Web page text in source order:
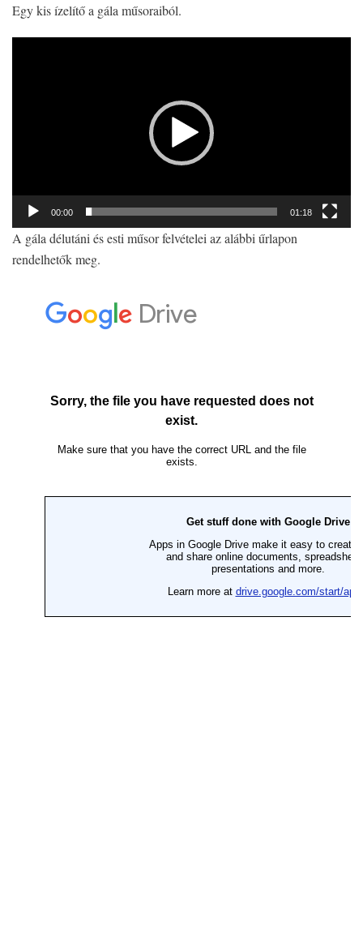
Egy kis ízelítő a gála műsoraiból.
j
t
s
00:00 01:18
A gála délutáni és esti műsor felvételei az alábbi űrlapon
rendelhetők meg.